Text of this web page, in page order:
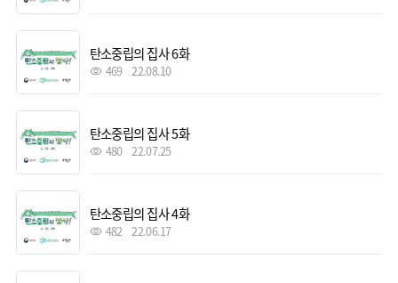
탄소중립의 집사 6화
469 22.08.10
탄소중립의 집사 5화
480 22.07.25
탄소중립의 집사 4화
482 22.06.17